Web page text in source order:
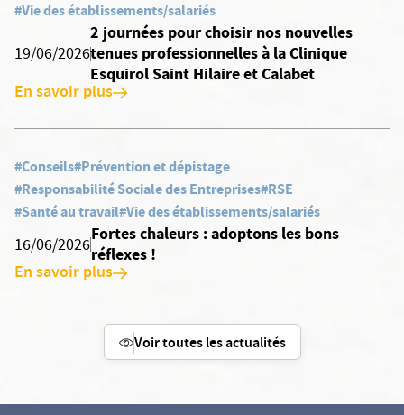
#Vie des établissements/salariés
19/06/2026
2 journées pour choisir nos nouvelles
tenues professionnelles à la Clinique
Esquirol Saint Hilaire et Calabet
En savoir plus
#Conseils#Prévention et dépistage
#Responsabilité Sociale des Entreprises#RSE
#Santé au travail#Vie des établissements/salariés
16/06/2026
Fortes chaleurs : adoptons les bons
réflexes !
En savoir plus
Voir toutes les actualités